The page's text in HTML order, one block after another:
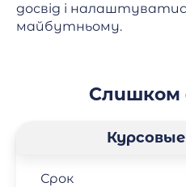
досвід і
майбутньому.
Слишком
Срок